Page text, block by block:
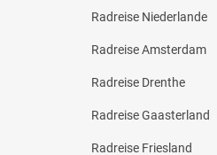
Radreise Niederlande
Radreise Amsterdam
Radreise Drenthe
Radreise Gaasterland
Radreise Friesland